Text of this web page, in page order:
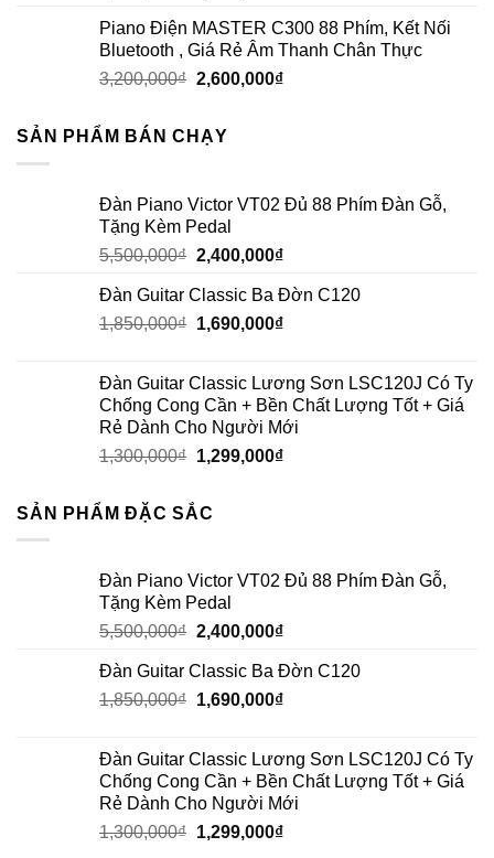
Piano Điện MASTER C300 88 Phím, Kết Nối
Bluetooth , Giá Rẻ Âm Thanh Chân Thực
3,200,000₫ 2,600,000₫
SẢN PHẨM BÁN CHẠY
Đàn Piano Victor VT02 Đủ 88 Phím Đàn Gỗ,
Tặng Kèm Pedal
5,500,000₫ 2,400,000₫
Đàn Guitar Classic Ba Đờn C120
1,850,000₫ 1,690,000₫
Đàn Guitar Classic Lương Sơn LSC120J Có Ty
Chống Cong Cần + Bền Chất Lượng Tốt + Giá
Rẻ Dành Cho Người Mới
1,300,000₫ 1,299,000₫
SẢN PHẨM ĐẶC SẮC
Đàn Piano Victor VT02 Đủ 88 Phím Đàn Gỗ,
Tặng Kèm Pedal
5,500,000₫ 2,400,000₫
Đàn Guitar Classic Ba Đờn C120
1,850,000₫ 1,690,000₫
Đàn Guitar Classic Lương Sơn LSC120J Có Ty
Chống Cong Cần + Bền Chất Lượng Tốt + Giá
Rẻ Dành Cho Người Mới
1,300,000₫ 1,299,000₫